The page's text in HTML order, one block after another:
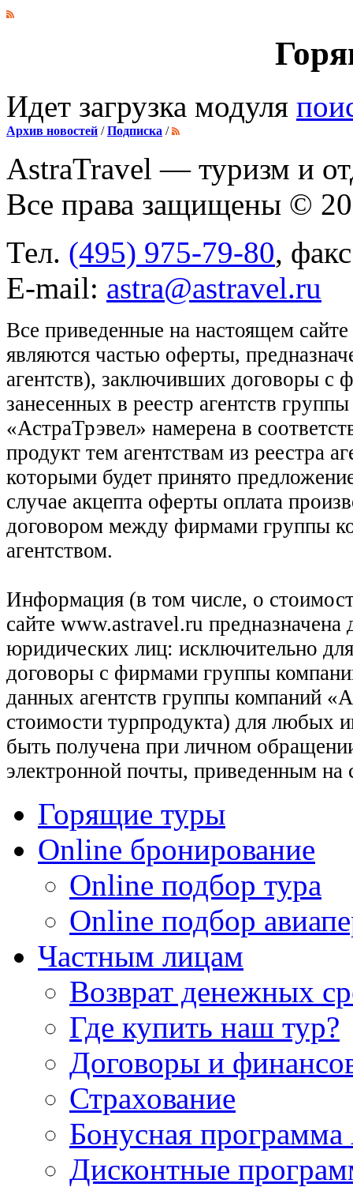
Идет загрузка модуля
Архив новостей /Подписка /
AstraTravel — туризм и
Все права защищены ©
Тел. (495) 975-79-80,
E-mail: astra@astravel.ru
Все приведенные на настоящем
являются частью оферты,
агентств), заключивших договоры
занесенных в реестр агентств
«АстраТрэвел» намерена в
продукт тем агентствам из реестра
которыми будет принято
случае акцепта оферты оплата
договором между фирмами группы
агентством.
Информация (в том числе, о
сайте www.astravel.ru предназначена
юридических лиц: исключительно
договоры с фирмами группы
данных агентств группы компаний
стоимости турпродукта) для любых
быть получена при личном
электронной почты, приведенным на
Горящие туры
Online бронирование
Online подбор тура
Online подбор
Частным лицам
Возврат денежных
Где купить наш тур?
Договоры и
Страхование
Бонусная
Дисконтные